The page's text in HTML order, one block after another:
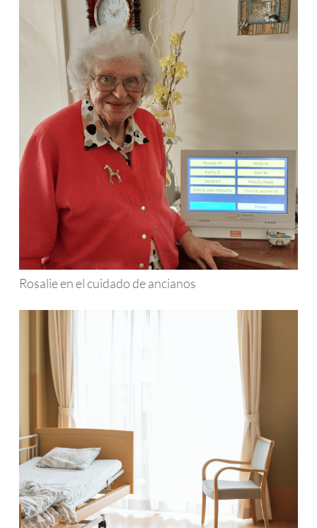
Rosalie en el cuidado de ancianos